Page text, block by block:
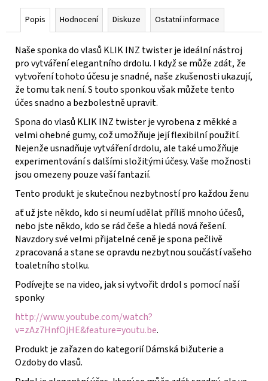
Popis Hodnocení Diskuze Ostatní informace
Naše sponka do vlasů KLIK INZ twister je ideální nástroj
pro vytváření elegantního drdolu. I když se může zdát, že
vytvoření tohoto účesu je snadné, naše zkušenosti ukazují,
že tomu tak není. S touto sponkou však můžete tento
účes snadno a bezbolestně upravit.
Spona do vlasů KLIK INZ twister je vyrobena z měkké a
velmi ohebné gumy, což umožňuje její flexibilní použití.
Nejenže usnadňuje vytváření drdolu, ale také umožňuje
experimentování s dalšími složitými účesy. Vaše možnosti
jsou omezeny pouze vaší fantazií.
Tento produkt je skutečnou nezbytností pro každou ženu
ať už jste někdo, kdo si neumí udělat příliš mnoho účesů,
nebo jste někdo, kdo se rád češe a hledá nová řešení.
Navzdory své velmi přijatelné ceně je spona pečlivě
zpracovaná a stane se opravdu nezbytnou součástí vašeho
toaletního stolku.
Podívejte se na video, jak si vytvořit drdol s pomocí naší
sponky
http://www.youtube.com/watch?
v=zAz7HnfOjHE&feature=youtu.be.
Produkt je zařazen do kategorií Dámská bižuterie a
Ozdoby do vlasů.